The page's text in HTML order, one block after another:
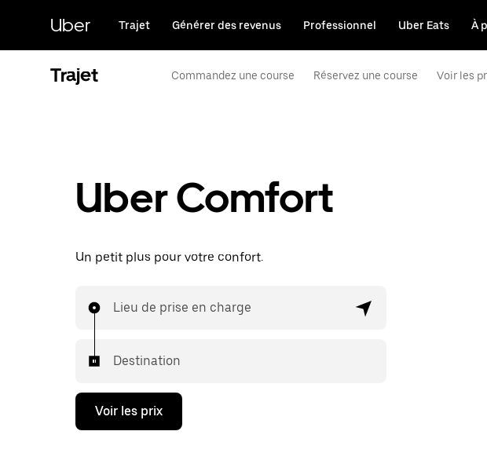
principal
Uber Trajet Générer des revenus Professionnel Uber Eats À
Trajet Commandez une course Réservez une course Voir les
Uber Comfort
Un petit plus pour votre confort.
Lieu de prise en charge
Destination
Voir les prix